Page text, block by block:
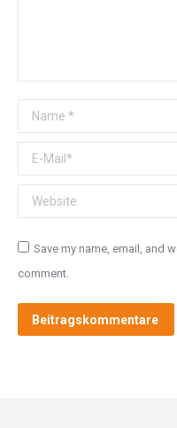
Name *
E-Mail *
Website
Save my name, email, and
comment.
Beitragskommentare